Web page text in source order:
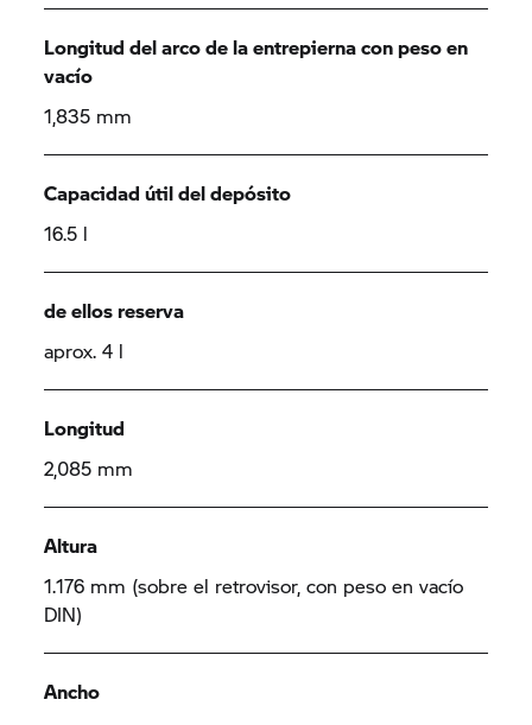
Longitud del arco de la entrepierna con peso en
vacío
1,835 mm
Capacidad útil del depósito
16.5 l
de ellos reserva
aprox. 4 l
Longitud
2,085 mm
Altura
1.176 mm (sobre el retrovisor, con peso en vacío
DIN)
Ancho